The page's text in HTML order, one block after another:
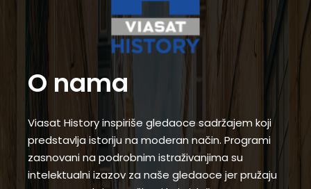
O nama
Viasat History inspiriše gledaoce sadržajem koji
predstavlja istoriju na moderan način. Programi
zasnovani na podrobnim istraživanjima su
intelektualni izazov za naše gledaoce jer pružaju